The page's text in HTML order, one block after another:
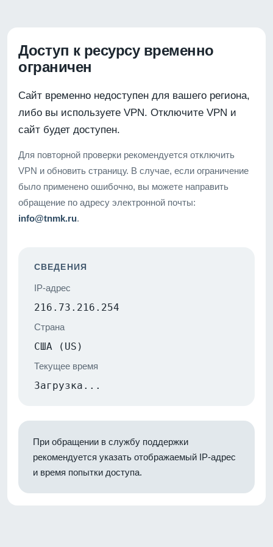
Доступ к ресурсу временно
ограничен
Сайт временно недоступен для вашего региона,
либо вы используете VPN. Отключите VPN и
сайт будет доступен.
Для повторной проверки рекомендуется отключить
VPN и обновить страницу. В случае, если ограничение
было применено ошибочно, вы можете направить
обращение по адресу электронной почты:
info@tnmk.ru.
СВЕДЕНИЯ
IP-адрес
216.73.216.254
Страна
США (US)
Текущее время
Загрузка...
При обращении в службу поддержки
рекомендуется указать отображаемый IP-адрес
и время попытки доступа.